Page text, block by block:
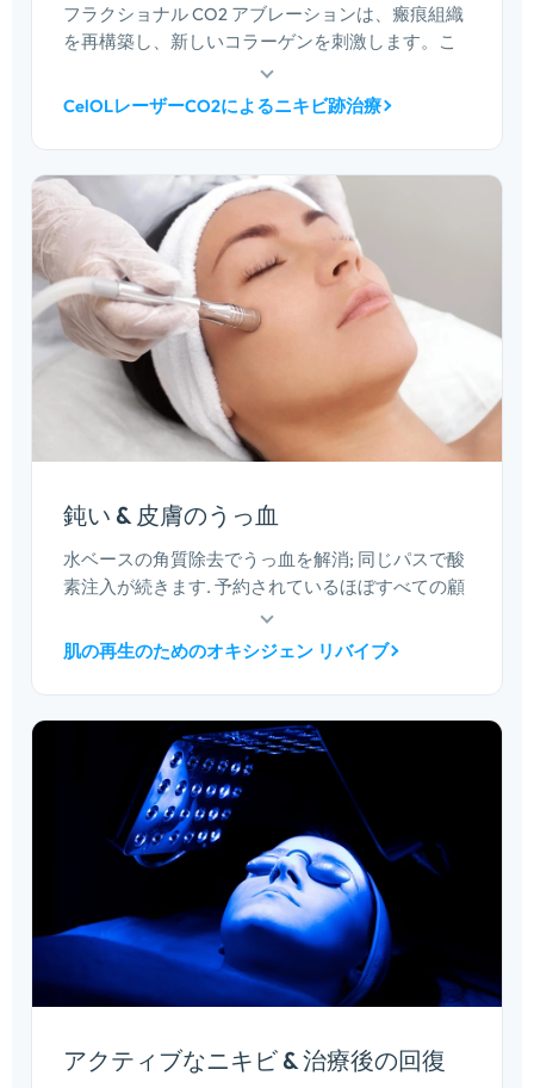
フラクショナル CO2 アブレーションは、瘢痕組織
を再構築し、新しいコラーゲンを刺激します。こ
れは、非アブレーション装置では到達できない萎
縮性ニキビ瘢痕やより重い肌質の矯正に対する標
CelOLレーザーCO2によるニキビ跡治療
鈍い & 皮膚のうっ血
水ベースの角質除去でうっ血を解消; 同じパスで酸
素注入が続きます. 予約されているほぼすべての顧
客に適したダウンタイムのないフェイシャル — ほ
とんどのメニューが再訪問サービスを中心に構築
肌の再生のためのオキシジェン リバイブ
アクティブなニキビ & 治療後の回復